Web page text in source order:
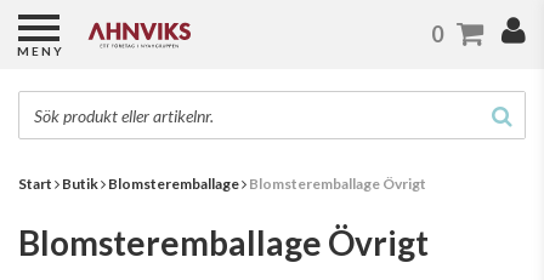
Start Butik Blomsteremballage Blomsteremballage Övrigt
Blomsteremballage Övrigt
MENY
0